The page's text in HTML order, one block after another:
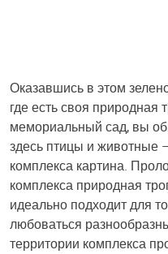
Оказавшись в этом
где есть своя природная
мемориальный сад, вы
здесь птицы и животные
комплекса картина.
комплекса природная
идеально подходит для
любоваться
территории комплекса